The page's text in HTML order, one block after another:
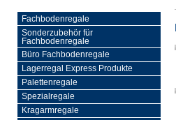
Fachbodenregale
Sonderzubehör für
Fachbodenregale
Büro Fachbodenregale
Lagerregal Express Produkte
Palettenregale
Spezialregale
Kragarmregale